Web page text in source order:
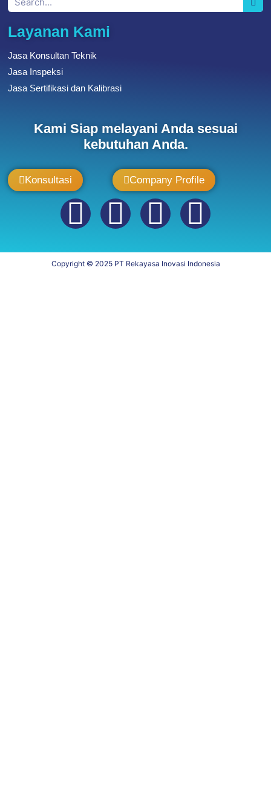
Layanan Kami
Jasa Konsultan Teknik
Jasa Inspeksi
Jasa Sertifikasi dan Kalibrasi
Kami Siap melayani Anda sesuai
kebutuhan Anda.
Konsultasi Company Profile
Copyright © 2025 PT Rekayasa Inovasi Indonesia